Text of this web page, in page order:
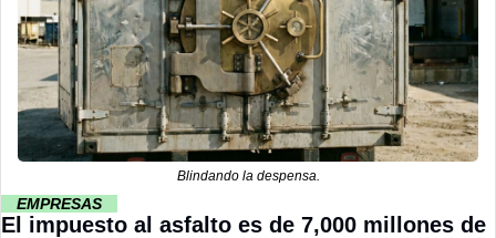
Blindando la despensa.
EMPRESAS
El impuesto al asfalto es de 7,000 millones de